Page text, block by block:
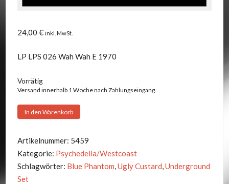
24,00 € inkl. MwSt.
LP LPS 026 Wah Wah E 1970
Vorrätig
Versand innerhalb 1 Woche nach Zahlungseingang.
Ugly
-
Same
Menge
In den Warenkorb
Artikelnummer: 5459
Kategorie: Psychedelia/Westcoast
Schlagwörter: Blue Phantom,Ugly Custard,Underground
Set